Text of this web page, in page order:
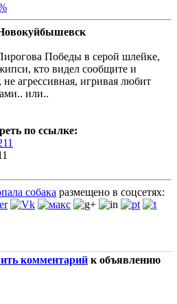
Победы в серой шлейке,
кто видел сообщите и
не агрессивная, игривая любит
или..
по ссылке:
собака размещено в соцсетях:
комментарий к объявлению